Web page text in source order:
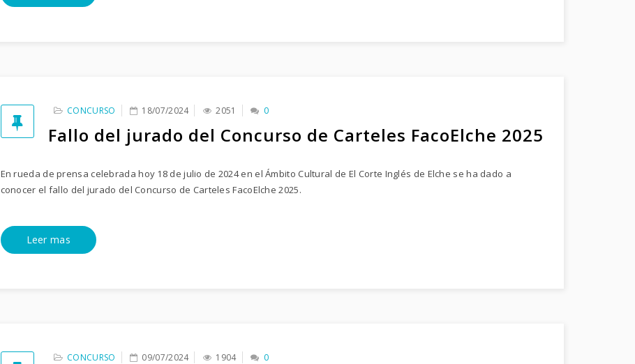
CONCURSO 18/07/2024 2051 0
Fallo del jurado del Concurso de Carteles FacoElche 2025
En rueda de prensa celebrada hoy 18 de julio de 2024 en el Ámbito Cultural de El Corte Inglés de Elche se ha dado a
conocer el fallo del jurado del Concurso de Carteles FacoElche 2025.
Leer mas
CONCURSO 09/07/2024 1904 0